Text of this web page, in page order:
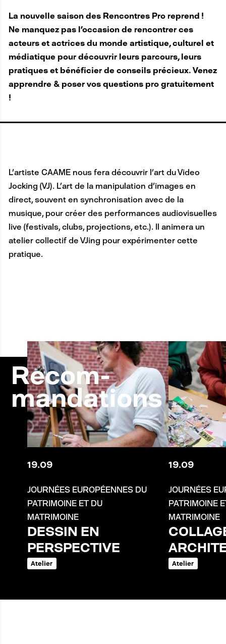
La nouvelle saison des Rencontres Pro reprend !
Ne manquez pas l’occasion de rencontrer ces
acteurs et actrices du monde artistique, culturel et
médiatique pour découvrir leurs parcours, leurs
pratiques et bénéficier de conseils précieux. Venez
apprendre & poser vos questions pro gratuitement
!
L’artiste CAAME nous fera découvrir l’art du Video
Jocking (VJ). L’art de la manipulation d’images en
direct, souvent en synchronisation avec de la
musique, pour créer des performances audiovisuelles
live (festivals, clubs, projections, etc.). Il animera un
atelier collectif de VJing pour expérimenter cette
pratique.
Recom-
mandations
19.09
JOURNÉES EUROPÉENNES DU
PATRIMOINE ET DU
MATRIMOINE
DESSIN EN
PERSPECTIVE
Atelier
19.09
JOURNÉES
PATRIMOINE
MATRIMOINE
Atelier